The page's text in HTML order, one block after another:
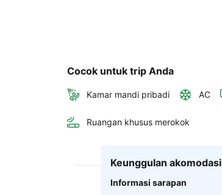
Cocok untuk trip Anda
Kamar mandi pribadi AC
Ruangan khusus merokok
Keunggulan akomodasi
Informasi sarapan